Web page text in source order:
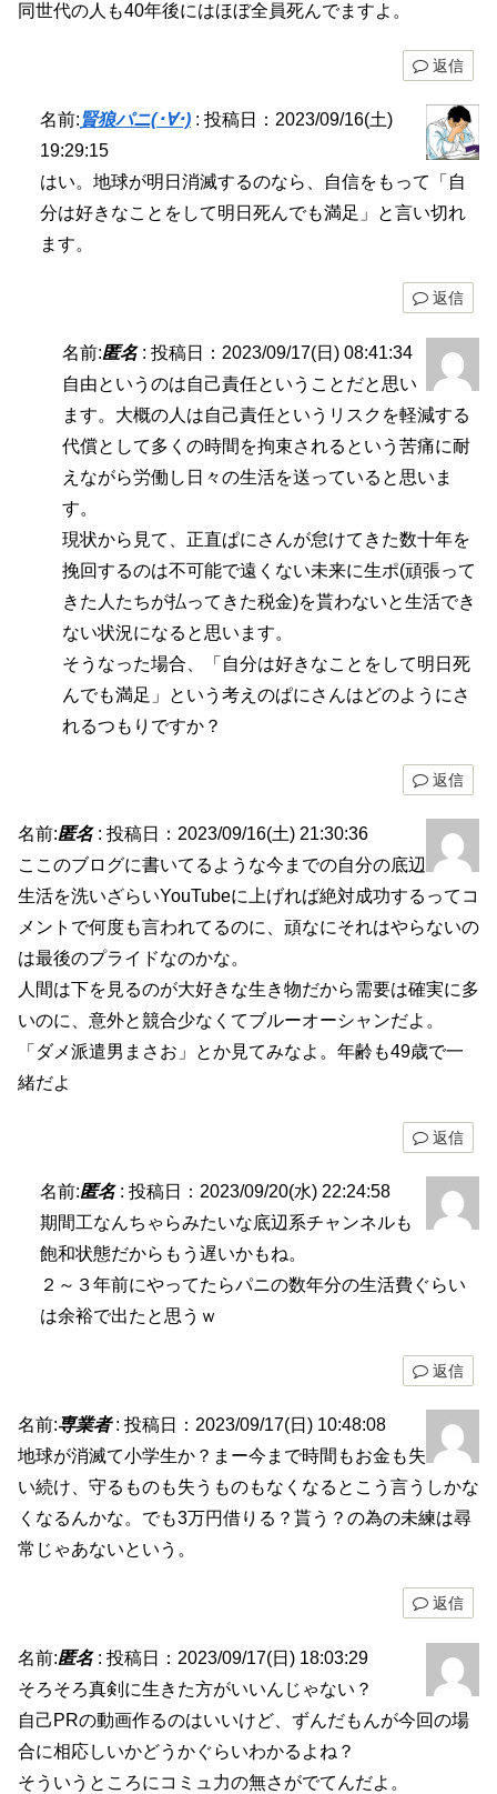
同世代の人も40年後にはほぼ全員死んでますよ。
返信
名前:賢狼パニ(･∀･) : 投稿日：2023/09/16(土)
19:29:15
はい。地球が明日消滅するのなら、自信をもって「自
分は好きなことをして明日死んでも満足」と言い切れ
ます。
返信
名前:匿名: 投稿日：2023/09/17(日) 08:41:34
自由というのは自己責任ということだと思い
ます。大概の人は自己責任というリスクを軽減する
代償として多くの時間を拘束されるという苦痛に耐
えながら労働し日々の生活を送っていると思いま
す。
現状から見て、正直ぱにさんが怠けてきた数十年を
挽回するのは不可能で遠くない未来に生ポ(頑張って
きた人たちが払ってきた税金)を貰わないと生活でき
ない状況になると思います。
そうなった場合、「自分は好きなことをして明日死
んでも満足」という考えのぱにさんはどのようにさ
れるつもりですか？
返信
名前:匿名: 投稿日：2023/09/16(土) 21:30:36
ここのブログに書いてるような今までの自分の底辺
生活を洗いざらいYouTubeに上げれば絶対成功するってコ
メントで何度も言われてるのに、頑なにそれはやらないの
は最後のプライドなのかな。
人間は下を見るのが大好きな生き物だから需要は確実に多
いのに、意外と競合少なくてブルーオーシャンだよ。
「ダメ派遣男まさお」とか見てみなよ。年齢も49歳で一
緒だよ
返信
名前:匿名: 投稿日：2023/09/20(水) 22:24:58
期間工なんちゃらみたいな底辺系チャンネルも
飽和状態だからもう遅いかもね。
２～３年前にやってたらパニの数年分の生活費ぐらい
は余裕で出たと思うｗ
返信
名前:専業者: 投稿日：2023/09/17(日) 10:48:08
地球が消滅て小学生か？まー今まで時間もお金も失
い続け、守るものも失うものもなくなるとこう言うしかな
くなるんかな。でも3万円借りる？貰う？の為の未練は尋
常じゃあないという。
返信
名前:匿名: 投稿日：2023/09/17(日) 18:03:29
そろそろ真剣に生きた方がいいんじゃない？
自己PRの動画作るのはいいけど、ずんだもんが今回の場
合に相応しいかどうかぐらいわかるよね？
そういうところにコミュ力の無さがでてんだよ。